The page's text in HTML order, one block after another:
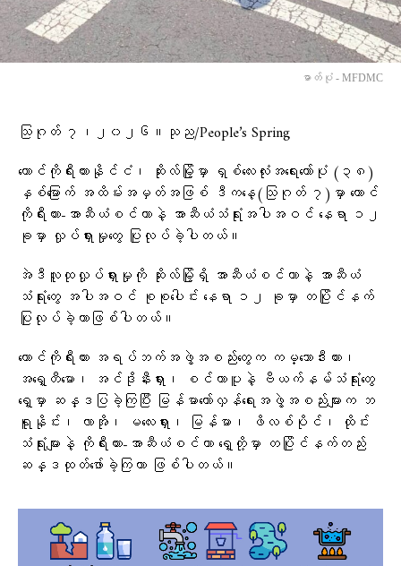
ဓာတ်ပုံ - MFDMC
သြဂုတ် ၇၊၂၀၂၆။သုည/People’s Spring
တောင်ကိုရီးယားနိုင်ငံ၊ ဆိုးလ်မြို့မှာ ရှစ်လေးလုံးအရေးတော်ပုံ (၃၈)
နှစ်မြောက် အထိမ်းအမှတ်အဖြစ် ဒီကနေ့(သြဂုတ် ၇)မှာ တောင်
ကိုရီးယား-အာဆီယံစင်တာနဲ့ အာဆီယံသံရုံးအပါအဝင် နေရာ ၁၂
ခုမှာ လှုပ်ရှားမှုတွေ ပြုလုပ်ခဲ့ပါတယ်။
အဲဒီလူထုလှုပ်ရှားမှုကို ဆိုးလ်မြို့ရှိ အာဆီယံစင်တာနဲ့ အာဆီယံ
သံရုံးတွေ အပါအဝင် စုစုပေါင်း နေရာ ၁၂ ခုမှာ တပြိုင်နက်
ပြုလုပ်ခဲ့တာဖြစ်ပါတယ်။
တောင်ကိုရီးယား အရပ်ဘက်အဖွဲ့အစည်းတွေက ကမ္ဘောဒီးယား၊
အရှေ့တီမော၊ အင်ဒိုနီးရှား၊ စင်ကာပူနဲ့ ဗီယက်နမ်သံရုံးတွေ
ရှေ့မှာ ဆန္ဒပြခဲ့ကြပြီး မြန်မာတော်လှန်ရေးအဖွဲ့အစည်းများက ဘ
ရူနိုင်း၊ လာအို၊ မလေးရှား၊ မြန်မာ၊ ဖိလစ်ပိုင်၊ ထိုင်း
သံရုံးများနဲ့ ကိုရီးယား-အာဆီယံစင်တာ ရှေ့တို့မှာ တပြိုင်နက်တည်း
ဆန္ဒထုတ်ဖော်ခဲ့ကြတာ ဖြစ်ပါတယ်။